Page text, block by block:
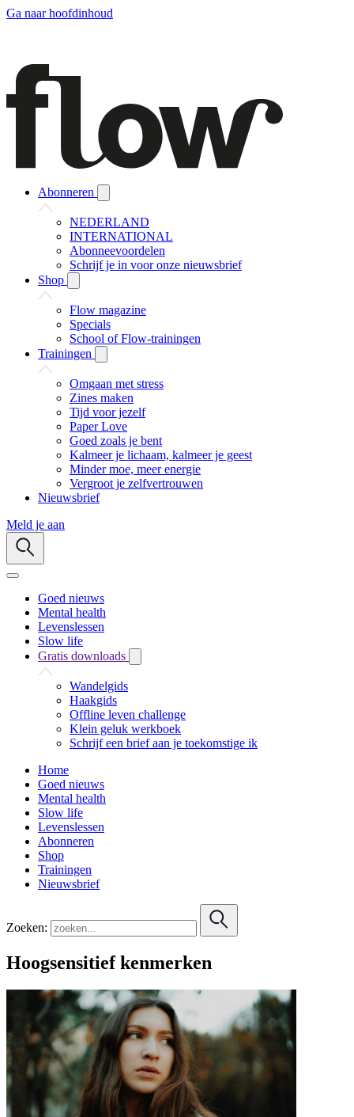
Ga naar hoofdinhoud
Abonneren
NEDERLAND
INTERNATIONAL
Abonneevoordelen
Schrijf je in voor onze nieuwsbrief
Shop
Flow magazine
Specials
School of Flow-trainingen
Trainingen
Omgaan met stress
Zines maken
Tijd voor jezelf
Paper Love
Goed zoals je bent
Kalmeer je lichaam, kalmeer je geest
Minder moe, meer energie
Vergroot je zelfvertrouwen
Nieuwsbrief
Meld je aan
Goed nieuws
Mental health
Levenslessen
Slow life
Gratis downloads
Wandelgids
Haakgids
Offline leven challenge
Klein geluk werkboek
Schrijf een brief aan je toekomstige ik
Home
Goed nieuws
Mental health
Slow life
Levenslessen
Abonneren
Shop
Trainingen
Nieuwsbrief
Zoeken:
Hoogsensitief kenmerken